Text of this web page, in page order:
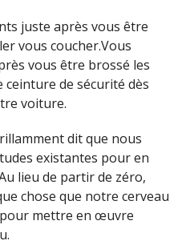
juste après vous être
vous coucher.Vous
vous être brossé les
de sécurité dès
voiture.
dit que nous
existantes pour en
lieu de partir de zéro,
chose que notre cerveau
mettre en œuvre